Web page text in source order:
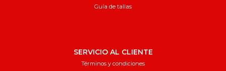
Guía de tallas
SERVICIO AL CLIENTE
Términos y condiciones